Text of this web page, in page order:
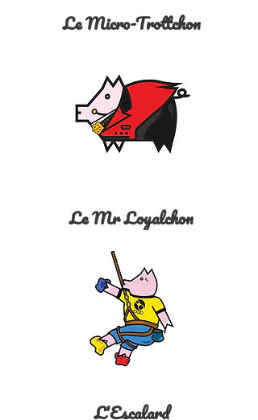
Le Micro-Trottchon
Le Mr Loyalchon
L'Escalard